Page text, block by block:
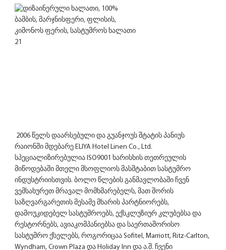
რაიონში მდებარე ELIYA Hotel Linen Co., Ltd.
სპეციალიზირებულია ISO9001 ხარისხის თეთრეულის
მიწოდებაში მთელი მსოფლიოს მასშტაბით სასტუმრო
ინდუსტრიისთვის. ბოლო წლების განმავლობაში ჩვენ
ვემსახურეთ მრავალ მომხმარებელს, მათ შორის
საზღვარგარეთის მესამე მხარის პარტნიორებს,
დამოუკიდებელ სასტუმროებს, ექსკლუზიურ კლუბებსა და
რესტორნებს, ავიაკომპანიებსა და საერთაშორისო
სასტუმრო ქსელებს, როგორიცაა Sofitel, Marriott, Ritz-Carlton,
Wyndham, Crown Plaza და Holiday Inn და ა.შ. ჩვენი